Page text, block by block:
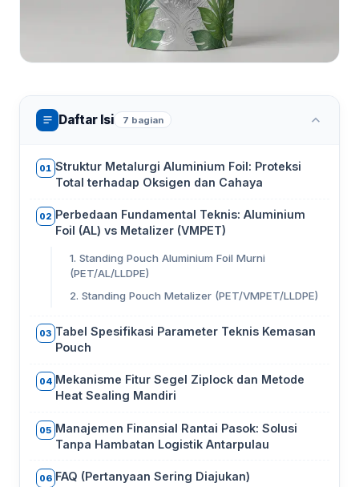
Daftar Isi 7 bagian
01 Struktur Metalurgi Aluminium Foil: Proteksi
Total terhadap Oksigen dan Cahaya
02 Perbedaan Fundamental Teknis: Aluminium
Foil (AL) vs Metalizer (VMPET)
1. Standing Pouch Aluminium Foil Murni
(PET/AL/LLDPE)
2. Standing Pouch Metalizer (PET/VMPET/LLDPE)
03 Tabel Spesifikasi Parameter Teknis Kemasan
Pouch
04 Mekanisme Fitur Segel Ziplock dan Metode
Heat Sealing Mandiri
05 Manajemen Finansial Rantai Pasok: Solusi
Tanpa Hambatan Logistik Antarpulau
06 FAQ (Pertanyaan Sering Diajukan)